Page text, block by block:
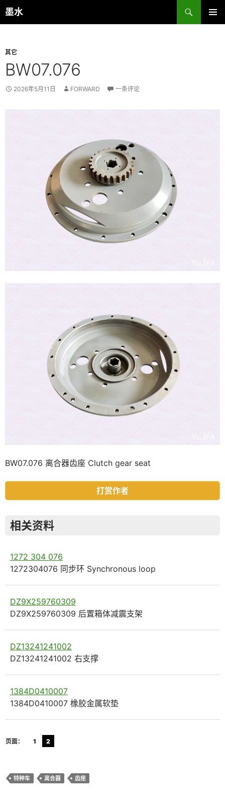
跳
至
墨水
搜
索
其它
BW07.076
2026年5月11日 FORWARD 一条评论
BW07.076 离合器齿座 Clutch gear seat
打赏作者
相关资料
1272 304 076
1272304076 同步环 Synchronous loop
DZ9X259760309
DZ9X259760309 后置箱体减震支架
DZ13241241002
DZ13241241002 右支撑
1384D0410007
1384D0410007 橡胶金属软垫
页面： 1 2
特种车 离合器 齿座